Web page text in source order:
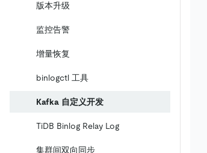
版本升级
监控告警
增量恢复
binlogctl 工具
Kafka 自定义开发
TiDB Binlog Relay Log
集群间双向同步